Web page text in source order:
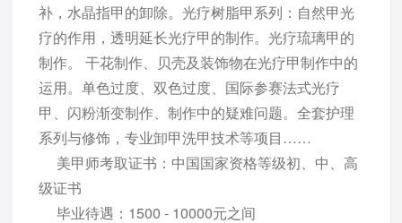
补，水晶指甲的卸除。光疗树脂甲系列：自然甲光
疗的作用，透明延长光疗甲的制作。光疗琉璃甲的
制作。 干花制作、贝壳及装饰物在光疗甲制作中的
运用。单色过度、双色过度、国际参赛法式光疗
甲、闪粉渐变制作、制作中的疑难问题。全套护理
系列与修饰，专业卸甲洗甲技术等项目……
美甲师考取证书：中国国家资格等级初、中、高
级证书
毕业待遇：1500 - 10000元之间